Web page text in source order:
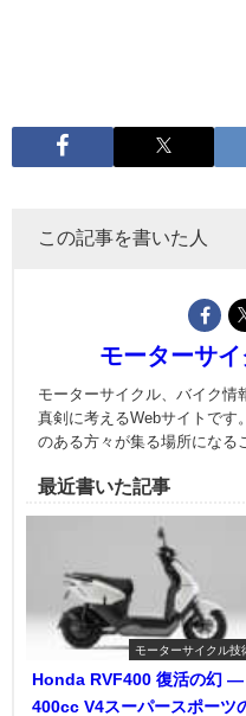
この記事を書いた人
モーターサ
モーターサイクル、バイク情
真剣に考えるWebサイトです
のある方々が集る場所になる
最近書いた記事
モーターサイクル技
Honda RVF400 復活の幻 ―
400cc V4スーパースポーツ